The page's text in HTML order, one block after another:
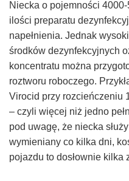
Niecka o pojemności
ilości preparatu
napełnienia. Jednak
środków dezynfekcyjnych
koncentratu można
roztworu roboczego.
Virocid przy rozcieńczeniu
– czyli więcej niż jedno
pod uwagę, że niecka
wymieniany co kilka dni,
pojazdu to dosłownie kilka